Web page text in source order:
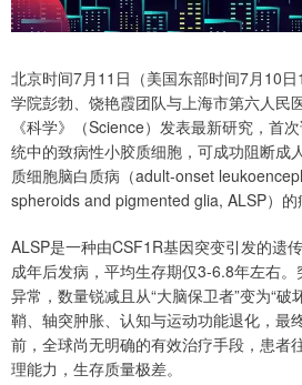
北京时间7月11日（美国东部时间7月10
学院彭勃、饶艳霞团队与上海市第六人民
《科学》（Science）发表最新研究，首
统中的致病性小胶质细胞，可成功阻断成
质细胞脑白质病（adult-onset
spheroids and pigmented glia, ALSP）的
ALSP是一种由CSF1R基因突变引发的遗
成年后发病，平均生存期仅3-6.8年左右
异常，数量锐减且从“大脑保卫者”变为“破
鞘、轴突肿胀、认知与运动功能退化，最
前，全球尚无明确的有效治疗手段，患者
理能力，生存质量极差。